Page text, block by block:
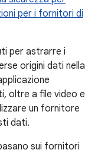
per i fornitori di
per astrarre i
origini dati nella
oltre a file video e
un fornitore
dati.
sui fornitori